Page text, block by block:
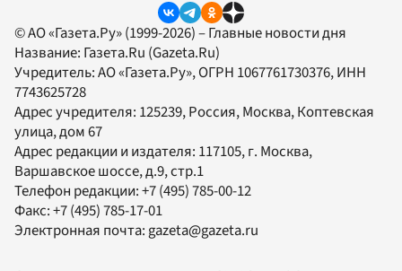
© АО «Газета.Ру» (1999-2026) – Главные новости дня
Название: Газета.Ru (Gazeta.Ru)
Учредитель:АО «Газета.Ру», ОГРН 1067761730376, ИНН
7743625728
Адрес учредителя: 125239, Россия, Москва, Коптевская
улица, дом 67
Адрес редакции и издателя: 117105, г. Москва,
Варшавское шоссе, д.9, стр.1
Телефон редакции:+7 (495) 785-00-12
Факс:+7 (495) 785-17-01
Электронная почта:gazeta@gazeta.ru